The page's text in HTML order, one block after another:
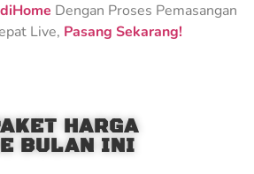
Dengan Proses Pemasangan
Live, Pasang Sekarang!
HARGA
BULAN INI